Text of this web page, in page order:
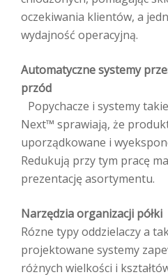
oczekiwania klientów, a
wydajność operacyjną.
Automatyczne systemy
przód
Popychacze i systemy
Next™ sprawiają, że
uporządkowane i
Redukują przy tym pracę
prezentację asortymentu.
Narzędzia organizacji półki
Rózne typy oddzielaczy a
projektowane systemy
różnych wielkości i